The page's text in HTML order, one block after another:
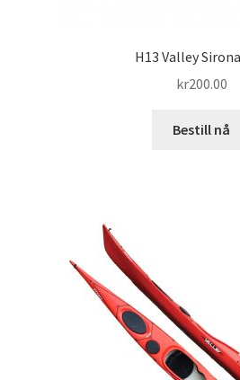
H13 Valley
kr200.00
Bestill nå